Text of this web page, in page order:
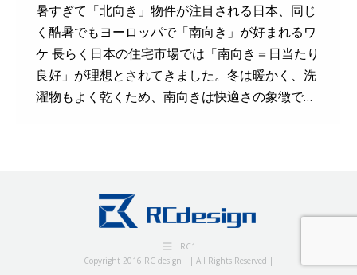
暑すぎて「北向き」物件が注目される日本、同じ
く酷暑でもヨーロッパで「南向き」が好まれるワ
ケ 長らく日本の住宅市場では「南向き＝日当たり
良好」が理想とされてきました。冬は暖かく、洗
濯物もよく乾くため、南向きは快適さの象徴で…
RC1
Copyright 2016 RC design | All Rights Reserved |